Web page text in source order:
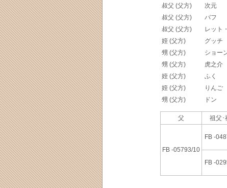
叔父 (父方) 次元
叔父 (父方) バフ
叔父 (父方) レット
姪 (父方) グッチ
甥 (父方) ショー
甥 (父方) 虎之介
姪 (父方) ふく
姪 (父方) りんご
甥 (父方) ドン
父 祖父･
FB -05793/10
FB -
FB -